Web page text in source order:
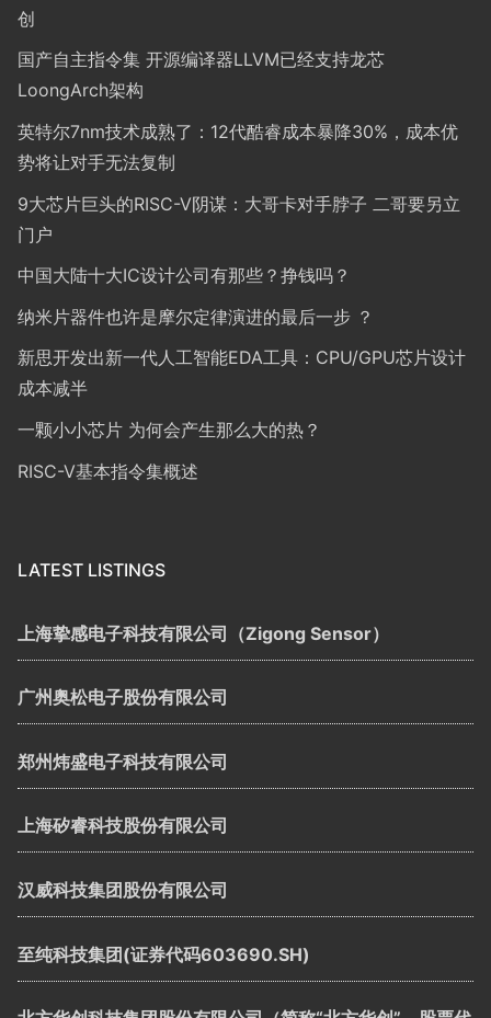
创
国产自主指令集 开源编译器LLVM已经支持龙芯
LoongArch架构
英特尔7nm技术成熟了：12代酷睿成本暴降30%，成本优
势将让对手无法复制
9大芯片巨头的RISC-V阴谋：大哥卡对手脖子 二哥要另立
门户
中国大陆十大IC设计公司有那些？挣钱吗？
纳米片器件也许是摩尔定律演进的最后一步 ？
新思开发出新一代人工智能EDA工具：CPU/GPU芯片设计
成本减半
一颗小小芯片 为何会产生那么大的热？
RISC-V基本指令集概述
LATEST LISTINGS
上海挚感电子科技有限公司（Zigong Sensor）
广州奥松电子股份有限公司
郑州炜盛电子科技有限公司
上海矽睿科技股份有限公司
汉威科技集团股份有限公司
至纯科技集团(证券代码603690.SH)